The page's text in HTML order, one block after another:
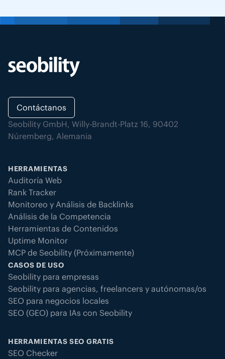
Contáctanos
Seobility GmbH, Willy-Brandt-Platz 16, 90402
Núremberg, Alemania
HERRAMIENTAS
Auditoría Web
Rank Tracker
Monitoreo y Análisis de Backlinks
Análisis de la Competencia
Herramientas de Contenidos
Uptime Monitor
MCP de Seobility (Próximamente)
CASOS DE USO
Seobility para empresas
Seobility para agencias, freelancers y autónomas/os
SEO para negocios locales
SEO (GEO) para IAs con Seobility
HERRAMIENTAS SEO GRATIS
SEO Checker